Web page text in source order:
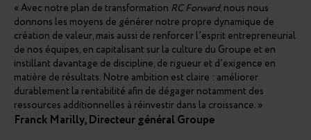
« Avec notre plan de transformation RC Forward, nous nous
donnons les moyens de générer notre propre dynamique de
création de valeur, mais aussi de renforcer l’esprit entrepreneurial
de nos équipes, en capitalisant sur la culture du Groupe et en
instillant davantage de discipline, de rigueur et d’exigence en
matière de résultats. Notre ambition est claire : améliorer
durablement la rentabilité afin de dégager notamment des
ressources additionnelles à réinvestir dans la croissance. »
Franck Marilly, Directeur général Groupe